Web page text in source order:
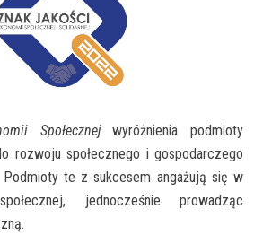
Społecznejwyróżnienia podmioty
rozwoju społecznego i gospodarczego
Podmioty te z sukcesem angażują się w
jednocześnie prowadząc